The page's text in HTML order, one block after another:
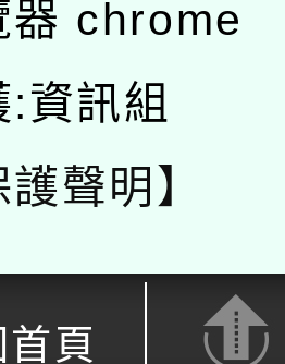
器 chrome
資訊組
護聲明】
頁